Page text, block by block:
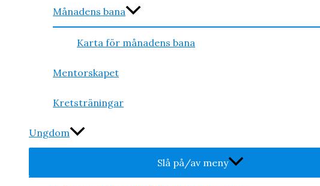
Månadens bana
Karta för månadens bana
Mentorskapet
Kretsträningar
Ungdom
Slå på/av meny